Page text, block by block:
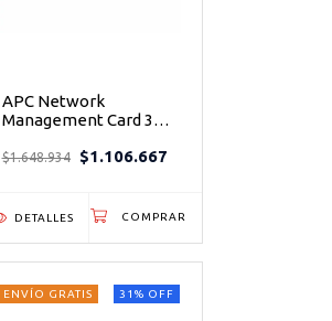
APC Network
Management Card 3
Ethernet -
para tu UPS
$1.648.934 $1.106.667
DETALLES
31 % OFF
ENVÍO GRATIS